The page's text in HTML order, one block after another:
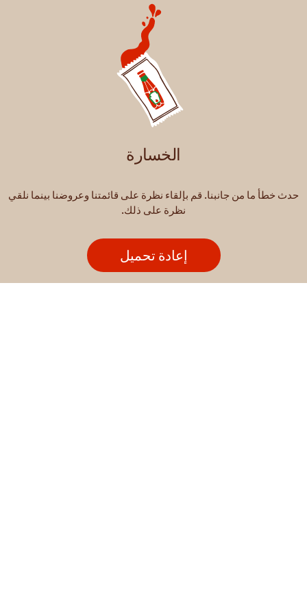
الخسارة
حدث خطأ ما من جانبنا. قم بإلقاء نظرة على قائمتنا وعروضنا بينما نلقي
نظرة على ذلك.
إعادة تحميل